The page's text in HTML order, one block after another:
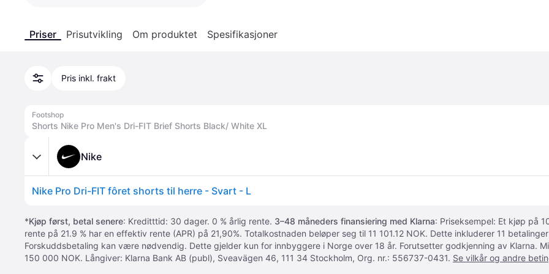
Priser Prisutvikling Om produktet Spesifikasjoner
Pris inkl. frakt
Footshop
Shorts Nike Pro Men's Dri-FIT Brief Shorts Black/ White XL
Nike
Nike Pro Dri-FIT fôret shorts til herre - Svart - L
*Kjøp først, betal senere: Kreditttid: 30 dager. 0 % årlig rente. 3–48 måneders finansiering med Klarna: Priseksempel: Et kjøp på
rente på 21.9 % har en effektiv rente (APR) på 21,90%. Totalkostnaden beløper seg til 11 101.12 NOK. Dette inkluderer 11
Forskuddsbetaling kan være nødvendig. Dette gjelder kun for innbyggere i Norge over 18 år. Forutsetter godkjenning av Klarna.
150 000 NOK. Långiver: Klarna Bank AB (publ), Sveavägen 46, 111 34 Stockholm, Org. nr.: 556737-0431. Se vilkår og andre